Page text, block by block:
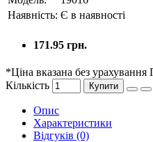
Наявність: Є в наявності
171.95 грн.
*Ціна вказана без
Кількість
Купити
Опис
Характеристики
Відгуків (0)